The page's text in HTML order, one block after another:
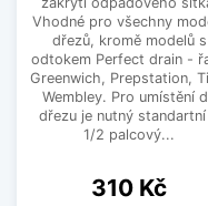
Vhodné pro všechny
dřezů, kromě modelů s
odtokem Perfect drain -
Greenwich, Prepstation,
Wembley. Pro umístění
dřezu je nutný
1/2 palcový...
Cena
310 Kč